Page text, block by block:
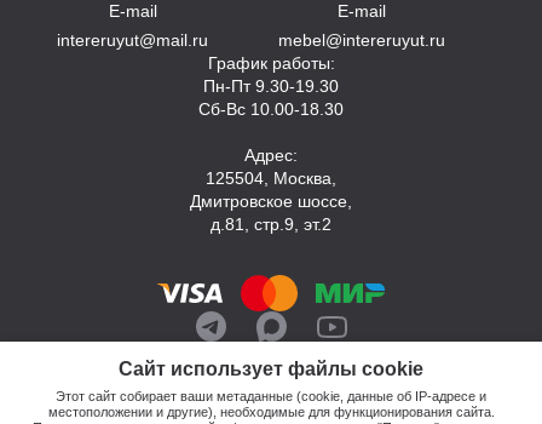
Сайт использует файлы cookie
Этот сайт собирает ваши метаданные (cookie, данные об IP-адресе и
местоположении и другие), необходимые для функционирования сайта.
E-mail
intereruyut@mail.ru
E-mail
mebel@intereruyut.ru
График работы:
Пн-Пт 9.30-19.30
Сб-Вс 10.00-18.30
Адрес:
125504, Москва,
Дмитровское шоссе,
д.81, стр.9, эт.2